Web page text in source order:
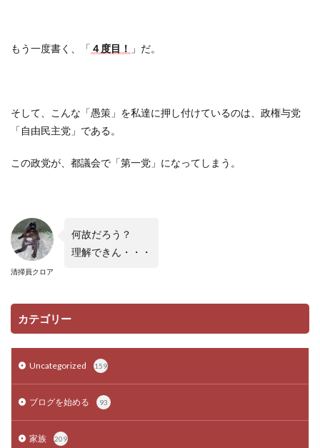
もう一度書く、「 ４度目！ 」だ。
そして、こんな「愚策」を私達に押し付けているのは、政権与党
「自由民主党」である。
この政党が、都議会で「第一党」になってしまう。
清掃員クロア
何故だろう？
理解できん・・・
カテゴリー
Uncategorized 159
ブログを始める 93
家族 209